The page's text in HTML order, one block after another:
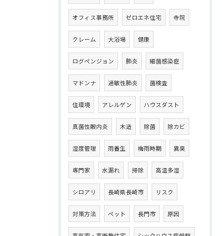
オフィス事務所 ゼロエネ住宅 寺院
クレーム 大浴場 健康
ログペンジョン 肺炎 細菌感染症
マドンナ 過敏性肺炎 菌検査
住環境 アレルゲン ハウスダスト
真菌性眼内炎 木造 除菌 除カビ
湿度管理 雨養生 梅雨時期 異臭
専門家 水漏れ 掃除 高温多湿
シロアリ 長崎県長崎市 リスク
対策方法 ペット 長門市 原因